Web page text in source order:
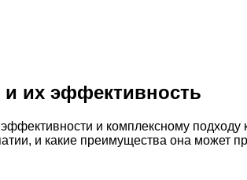
их эффективность
и комплексному
и какие преимущества она может